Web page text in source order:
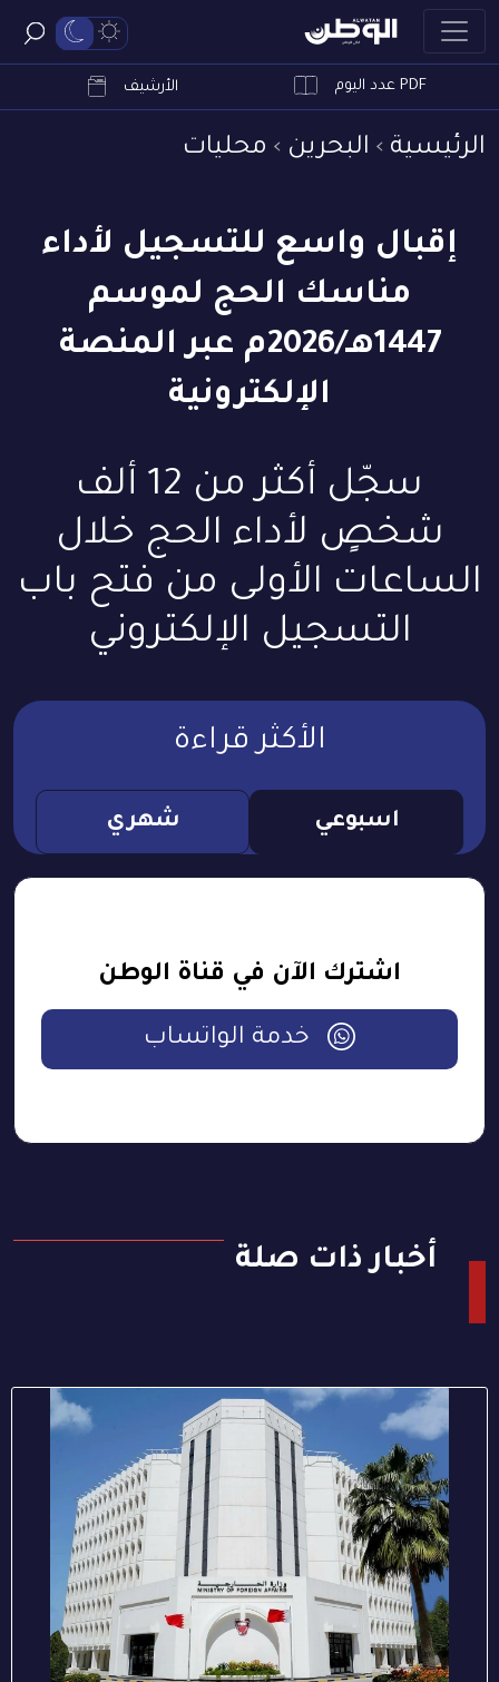
PDF عدد اليوم الأرشيف
الرئيسية البحرين محليات
إقبال واسع للتسجيل لأداء
مناسك الحج لموسم
1447هـ/2026م عبر المنصة
الإلكترونية
سجّل أكثر من 12 ألف
شخصٍ لأداء الحج خلال
الساعات الأولى من فتح باب
التسجيل الإلكتروني
الأكثر قراءة
اسبوعي شهري
اشترك الآن في قناة الوطن
خدمة الواتساب
أخبار ذات صلة